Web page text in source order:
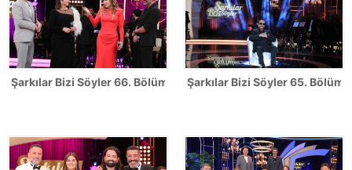
Şarkılar Bizi Söyler 66. Bölüm FotoğraflarıŞarkılar Bizi Söyler 65. Bölüm